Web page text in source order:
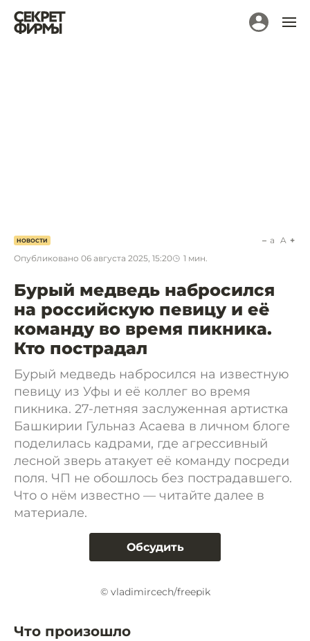
НОВОСТИ
Опубликовано 06 августа 2025, 15:20 1 мин.
a A
Бурый медведь набросился
на российскую певицу и её
команду во время пикника.
Кто пострадал
Бурый медведь набросился на известную
певицу из Уфы и её коллег во время
пикника. 27-летняя заслуженная артистка
Башкирии Гульназ Асаева в личном блоге
поделилась кадрами, где агрессивный
лесной зверь атакует её команду посреди
поля. ЧП не обошлось без пострадавшего.
Что о нём известно — читайте далее в
материале.
Обсудить
© vladimircech/freepik
Что произошло